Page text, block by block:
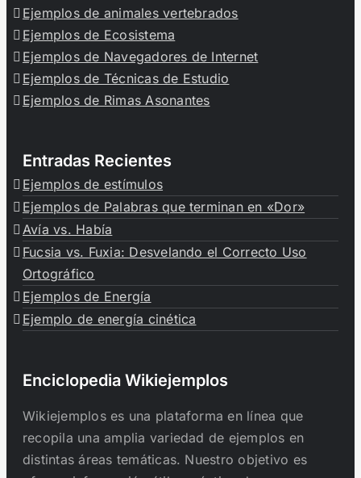
Ejemplos de animales vertebrados
Ejemplos de Ecosistema
Ejemplos de Navegadores de Internet
Ejemplos de Técnicas de Estudio
Ejemplos de Rimas Asonantes
Entradas Recientes
Ejemplos de estímulos
Ejemplos de Palabras que terminan en «Dor»
Avía vs. Había
Fucsia vs. Fuxia: Desvelando el Correcto Uso
Ortográfico
Ejemplos de Energía
Ejemplo de energía cinética
Enciclopedia Wikiejemplos
Wikiejemplos es una plataforma en línea que
recopila una amplia variedad de ejemplos en
distintas áreas temáticas. Nuestro objetivo es